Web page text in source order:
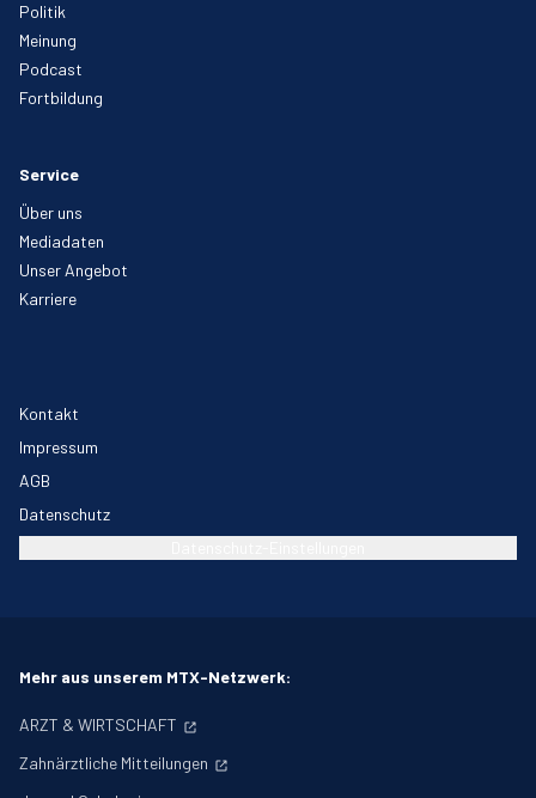
Politik
Meinung
Podcast
Fortbildung
Service
Über uns
Mediadaten
Unser Angebot
Karriere
Kontakt
Impressum
AGB
Datenschutz
Mehr aus unserem MTX-Netzwerk:
ARZT & WIRTSCHAFT
Zahnärztliche Mitteilungen